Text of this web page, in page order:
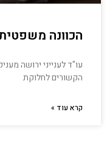
הכוונה
עו"ד לענייני ירושה
הקשורים לחלוקת
קרא עוד »